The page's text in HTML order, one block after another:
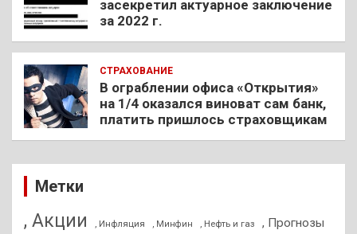
засекретил актуарное заключение
за 2022 г.
СТРАХОВАНИЕ
В ограблении офиса «Открытия»
на 1/4 оказался виноват сам банк,
платить пришлось страховщикам
Метки
, Акции , Инфляция , Минфин , Нефть и газ , Прогнозы